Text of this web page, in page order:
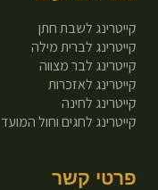
קייטרינג לשבת חתן
קייטרינג לברית מילה
קייטרינג לבר מצווה
קייטרינג לאזכרות
קייטרינג לחינה
קייטרינג לחגים וחול המועד
פרטי קשר